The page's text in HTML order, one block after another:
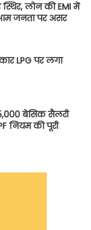
स्थिर, लोन की EMI में
जनता पर असर
LPG पर लगा
बेसिक सैलरी
नियम की पूरी